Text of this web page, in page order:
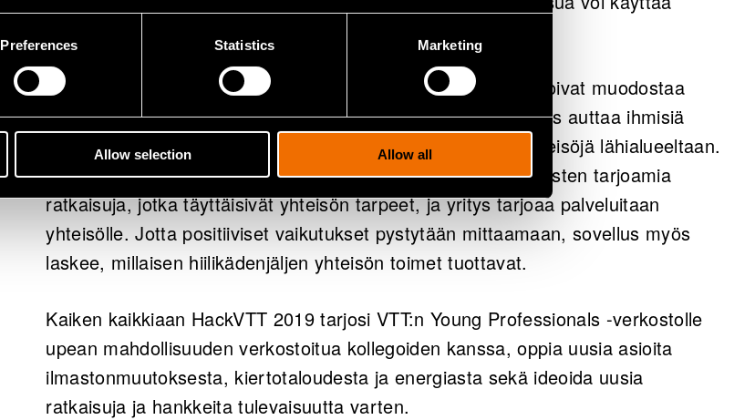
Preferences Statistics Marketing
Allow selection Allow all
Ilmastoyhteisö on sovellus, jonka avulla yksittäiset ihmiset voivat muodostaa
paikallistason yhteisöjä torjumaan ilmastonmuutosta. Sovellus auttaa ihmisiä
löytämään muita samoista asioista kiinnostuneita ilmastoyhteisöjä lähialueeltaan.
Tämän jälkeen sovellus etsii sopivia ilmastoystävällisten yritysten tarjoamia
ratkaisuja, jotka täyttäisivät yhteisön tarpeet, ja yritys tarjoaa palveluitaan
yhteisölle. Jotta positiiviset vaikutukset pystytään mittaamaan, sovellus myös
laskee, millaisen hiilikädenjäljen yhteisön toimet tuottavat.
Kaiken kaikkiaan HackVTT 2019 tarjosi VTT:n Young Professionals -verkostolle
upean mahdollisuuden verkostoitua kollegoiden kanssa, oppia uusia asioita
ilmastonmuutoksesta, kiertotaloudesta ja energiasta sekä ideoida uusia
ratkaisuja ja hankkeita tulevaisuutta varten.